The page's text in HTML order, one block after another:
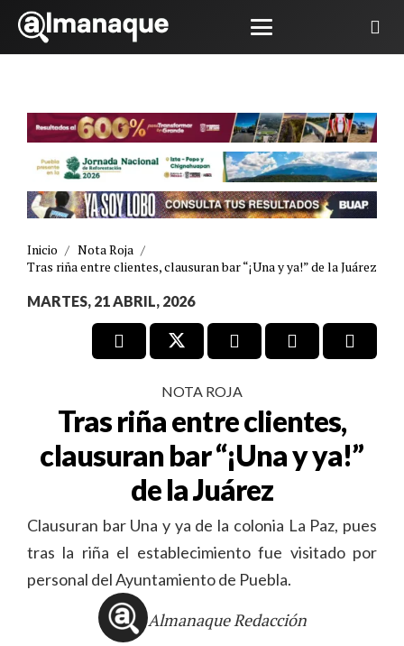
Inicio / Nota Roja /
Tras riña entre clientes, clausuran bar “¡Una y ya!” de la Juárez
MARTES, 21 ABRIL, 2026
NOTA ROJA
Tras riña entre clientes,
clausuran bar “¡Una y ya!”
de la Juárez
Clausuran bar Una y ya de la colonia La Paz, pues
tras la riña el establecimiento fue visitado por
personal del Ayuntamiento de Puebla.
Almanaque Redacción